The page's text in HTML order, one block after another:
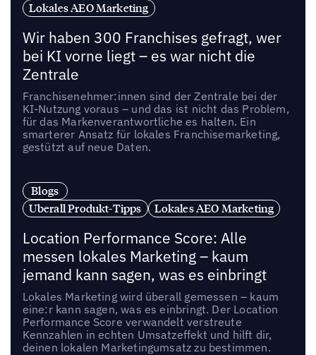
Lokales AEO Marketing
Wir haben 300 Franchises gefragt, wer
bei KI vorne liegt – es war nicht die
Zentrale
Franchisenehmer:innen sind der Zentrale bei der
KI-Nutzung voraus – und das ist nicht das Problem,
für das Markenverantwortliche es halten. Ein
smarterer Ansatz für lokales Franchisemarketing,
gestützt auf neue Daten.
Blogs
Uberall Produkt-Tipps
Lokales AEO Marketing
Location Performance Score: Alle
messen lokales Marketing – kaum
jemand kann sagen, was es einbringt
Lokales Marketing wird überall gemessen – kaum
eine:r kann sagen, was es einbringt. Der Location
Performance Score verwandelt verstreute
Kennzahlen in echten Umsatzeffekt und hilft dir,
deinen lokalen Marketingumsatz zu bestimmen.